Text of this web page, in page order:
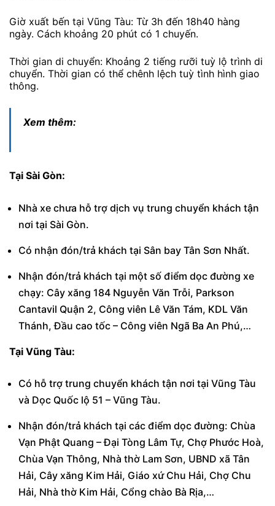
Giờ xuất bến tại Vũng Tàu: Từ 3h đến 18h40 hàng
ngày. Cách khoảng 20 phút có 1 chuyến.
Thời gian di chuyển: Khoảng 2 tiếng rưỡi tuỳ lộ trình di
chuyển. Thời gian có thể chênh lệch tuỳ tình hình giao
thông.
Xem thêm:
Tại Sài Gòn:
Nhà xe chưa hỗ trợ dịch vụ trung chuyển khách tận
nơi tại Sài Gòn.
Có nhận đón/trả khách tại Sân bay Tân Sơn Nhất.
Nhận đón/trả khách tại một số điểm dọc đường xe
chạy: Cây xăng 184 Nguyễn Văn Trỗi, Parkson
Cantavil Quận 2, Công viên Lê Văn Tám, KDL Văn
Thánh, Đầu cao tốc – Công viên Ngã Ba An Phú,…
Tại Vũng Tàu:
Có hỗ trợ trung chuyển khách tận nơi tại Vũng Tàu
và Dọc Quốc lộ 51 – Vũng Tàu.
Nhận đón/trả khách tại các điểm dọc đường: Chùa
Vạn Phật Quang – Đại Tòng Lâm Tự, Chợ Phước Hoà,
Chùa Vạn Thông, Nhà thờ Lam Sơn, UBND xã Tân
Hải, Cây xăng Kim Hải, Giáo xứ Chu Hải, Chợ Chu
Hải, Nhà thờ Kim Hải, Cổng chào Bà Rịa,…